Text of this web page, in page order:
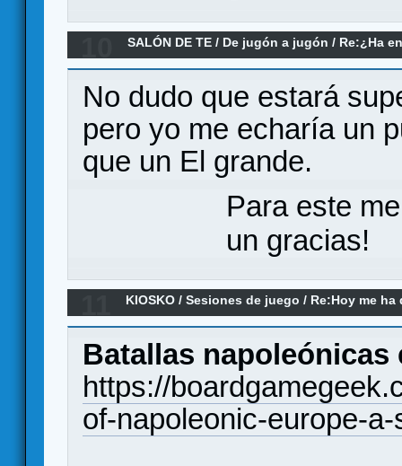
SALÓN DE TE / De jugón a jugón / Re:¿Ha
No dudo que estará
pero yo me echaría un
que un El grande.
Para este
un gracias!
KIOSKO /Sesiones de juego / Re:Hoy me
Batallas napoleónicas
https://
of-napoleonic-europe-